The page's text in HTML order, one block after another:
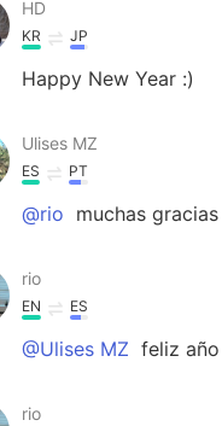
HD
KR JP
Happy New Year :)
Ulises MZ
ES PT
@rio muchas gracias
rio
EN ES
@Ulises MZ feliz
rio